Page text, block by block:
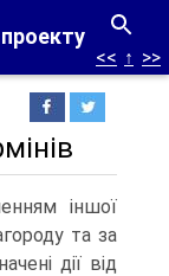
<< ↑ >>
іншої
та за
дії від